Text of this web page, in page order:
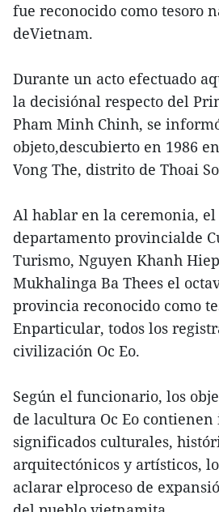
fue reconocido como tesoro
deVietnam.
Durante un acto efectuado
la decisiónal respecto del
Pham Minh Chinh, se
objeto,descubierto en 1986
Vong The, distrito de Thoai
Al hablar en la ceremonia,
departamento provincialde
Turismo, Nguyen Khanh
Mukhalinga Ba Thees el
provincia reconocido como
Enparticular, todos los
civilización Oc Eo.
Según el funcionario, los
de lacultura Oc Eo
significados culturales,
arquitectónicos y artísticos,
aclarar elproceso de